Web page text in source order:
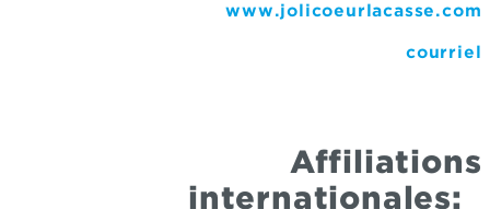
www.jolicoeurlacasse.com
courriel
Affiliations
internationales: